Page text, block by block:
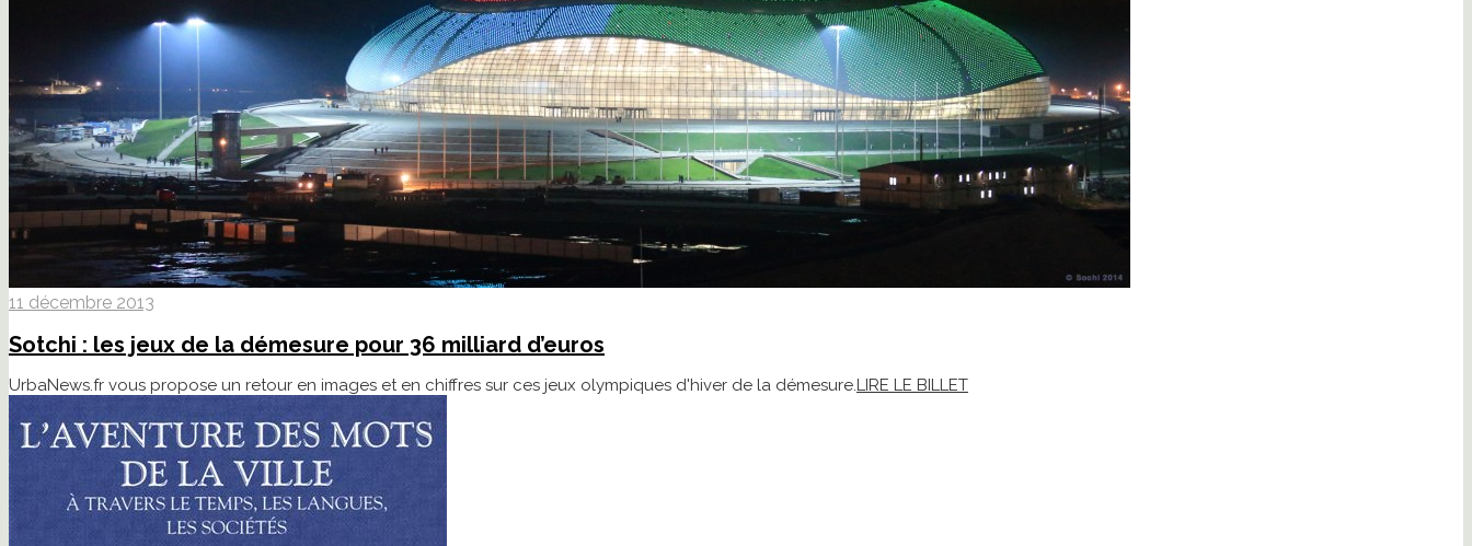
11 décembre 2013
Sotchi : les jeux de la démesure pour 36 milliard d’euros
UrbaNews.fr vous propose un retour en images et en chiffres sur ces jeux olympiques d'hiver de la démesure.LIRE LE BILLET